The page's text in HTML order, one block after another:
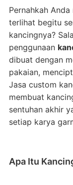
Pernahkah
terlihat begitu
kancingnya?
penggunaan
dibuat dengan
pakaian,
Jasa custom
membuat
sentuhan akhir
setiap karya
Apa Itu